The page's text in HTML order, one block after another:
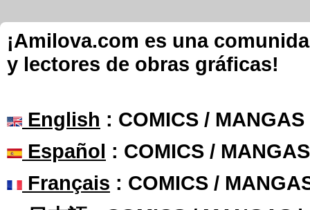
¡Amilova.com es una
y lectores de obras gráficas!
English : COMICS /
Español : COMICS /
Français : COMICS /